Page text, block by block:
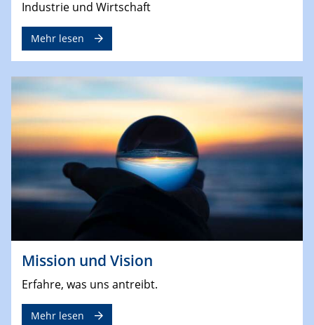
Industrie und Wirtschaft
Mehr lesen
Mission und Vision
Erfahre, was uns antreibt.
Mehr lesen